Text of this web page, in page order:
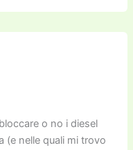
e
gr
p
y
k
e
n
di
o no i diesel
(e nelle quali mi trovo